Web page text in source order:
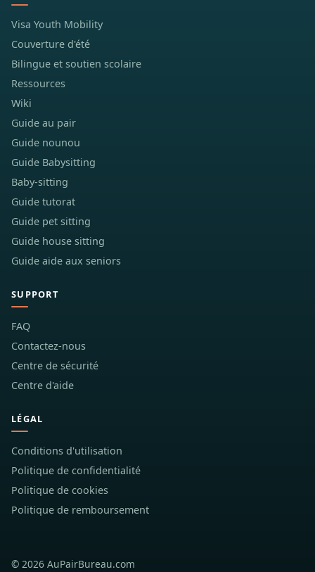
Visa Youth Mobility
Couverture d'été
Bilingue et soutien scolaire
Ressources
Wiki
Guide au pair
Guide nounou
Guide Babysitting
Baby-sitting
Guide tutorat
Guide pet sitting
Guide house sitting
Guide aide aux seniors
SUPPORT
FAQ
Contactez-nous
Centre de sécurité
Centre d'aide
LÉGAL
Conditions d'utilisation
Politique de confidentialité
Politique de cookies
Politique de remboursement
© 2026 AuPairBureau.com